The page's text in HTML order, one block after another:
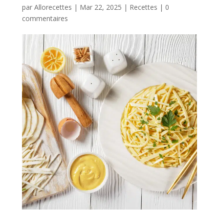
par Allorecettes | Mar 22, 2025 | Recettes | 0
commentaires